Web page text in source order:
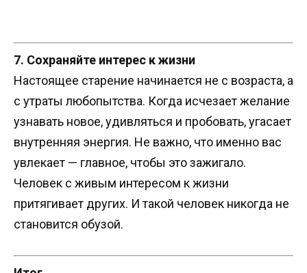
7. Сохраняйте интерес к жизни
Настоящее старение начинается не с возраста, а
с утраты любопытства. Когда исчезает желание
узнавать новое, удивляться и пробовать, угасает
внутренняя энергия. Не важно, что именно вас
увлекает — главное, чтобы это зажигало.
Человек с живым интересом к жизни
притягивает других. И такой человек никогда не
становится обузой.